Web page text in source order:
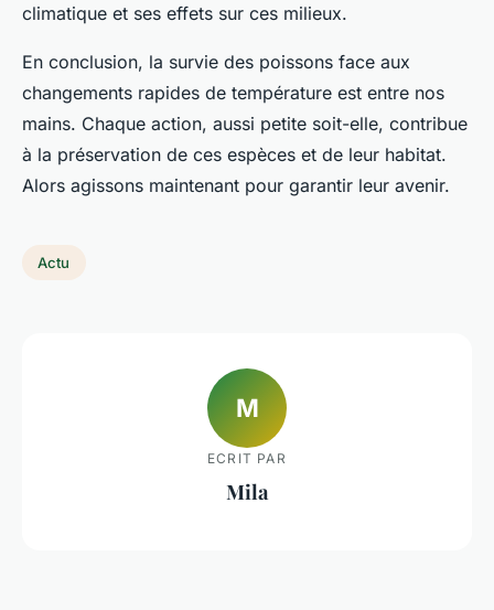
climatique et ses effets sur ces milieux.
En conclusion, la survie des poissons face aux
changements rapides de température est entre nos
mains. Chaque action, aussi petite soit-elle, contribue
à la préservation de ces espèces et de leur habitat.
Alors agissons maintenant pour garantir leur avenir.
Actu
M
ECRIT PAR
Mila